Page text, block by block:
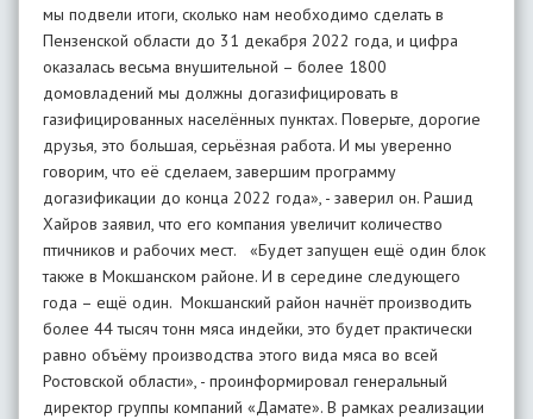
мы подвели итоги, сколько нам необходимо сделать в
Пензенской области до 31 декабря 2022 года, и цифра
оказалась весьма внушительной – более 1800
домовладений мы должны догазифицировать в
газифицированных населённых пунктах. Поверьте, дорогие
друзья, это большая, серьёзная работа. И мы уверенно
говорим, что её сделаем, завершим программу
догазификации до конца 2022 года», - заверил он. Рашид
Хайров заявил, что его компания увеличит количество
птичников и рабочих мест. «Будет запущен ещё один блок
также в Мокшанском районе. И в середине следующего
года – ещё один. Мокшанский район начнёт производить
более 44 тысяч тонн мяса индейки, это будет практически
равно объёму производства этого вида мяса во всей
Ростовской области», - проинформировал генеральный
директор группы компаний «Дамате». В рамках реализации